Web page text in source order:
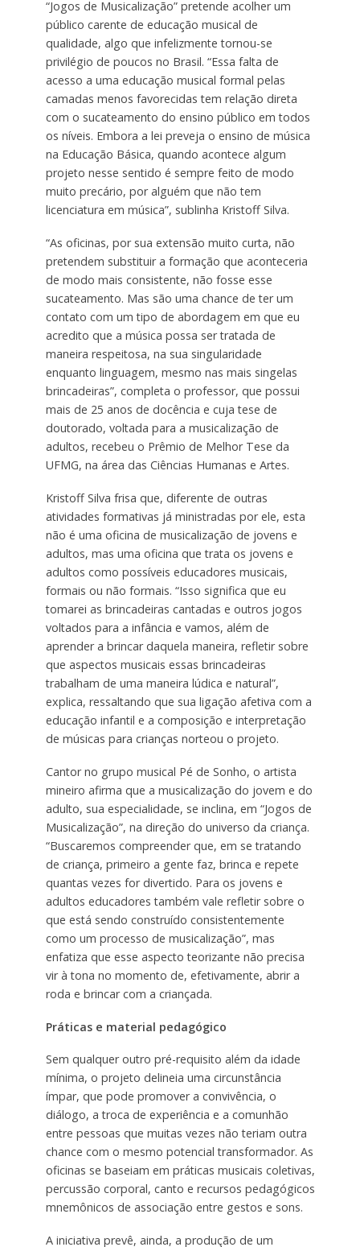
“Jogos de Musicalização” pretende acolher um
público carente de educação musical de
qualidade, algo que infelizmente tornou-se
privilégio de poucos no Brasil. “Essa falta de
acesso a uma educação musical formal pelas
camadas menos favorecidas tem relação direta
com o sucateamento do ensino público em todos
os níveis. Embora a lei preveja o ensino de música
na Educação Básica, quando acontece algum
projeto nesse sentido é sempre feito de modo
muito precário, por alguém que não tem
licenciatura em música”, sublinha Kristoff Silva.
“As oficinas, por sua extensão muito curta, não
pretendem substituir a formação que aconteceria
de modo mais consistente, não fosse esse
sucateamento. Mas são uma chance de ter um
contato com um tipo de abordagem em que eu
acredito que a música possa ser tratada de
maneira respeitosa, na sua singularidade
enquanto linguagem, mesmo nas mais singelas
brincadeiras”, completa o professor, que possui
mais de 25 anos de docência e cuja tese de
doutorado, voltada para a musicalização de
adultos, recebeu o Prêmio de Melhor Tese da
UFMG, na área das Ciências Humanas e Artes.
Kristoff Silva frisa que, diferente de outras
atividades formativas já ministradas por ele, esta
não é uma oficina de musicalização de jovens e
adultos, mas uma oficina que trata os jovens e
adultos como possíveis educadores musicais,
formais ou não formais. “Isso significa que eu
tomarei as brincadeiras cantadas e outros jogos
voltados para a infância e vamos, além de
aprender a brincar daquela maneira, refletir sobre
que aspectos musicais essas brincadeiras
trabalham de uma maneira lúdica e natural”,
explica, ressaltando que sua ligação afetiva com a
educação infantil e a composição e interpretação
de músicas para crianças norteou o projeto.
Cantor no grupo musical Pé de Sonho, o artista
mineiro afirma que a musicalização do jovem e do
adulto, sua especialidade, se inclina, em “Jogos de
Musicalização”, na direção do universo da criança.
“Buscaremos compreender que, em se tratando
de criança, primeiro a gente faz, brinca e repete
quantas vezes for divertido. Para os jovens e
adultos educadores também vale refletir sobre o
que está sendo construído consistentemente
como um processo de musicalização”, mas
enfatiza que esse aspecto teorizante não precisa
vir à tona no momento de, efetivamente, abrir a
roda e brincar com a criançada.
Práticas e material pedagógico
Sem qualquer outro pré-requisito além da idade
mínima, o projeto delineia uma circunstância
ímpar, que pode promover a convivência, o
diálogo, a troca de experiência e a comunhão
entre pessoas que muitas vezes não teriam outra
chance com o mesmo potencial transformador. As
oficinas se baseiam em práticas musicais coletivas,
percussão corporal, canto e recursos pedagógicos
mnemônicos de associação entre gestos e sons.
A iniciativa prevê, ainda, a produção de um